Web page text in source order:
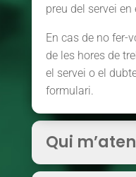
preu del servei en
En cas de no fer-
de les hores de
el servei o el
formulari.
Qui